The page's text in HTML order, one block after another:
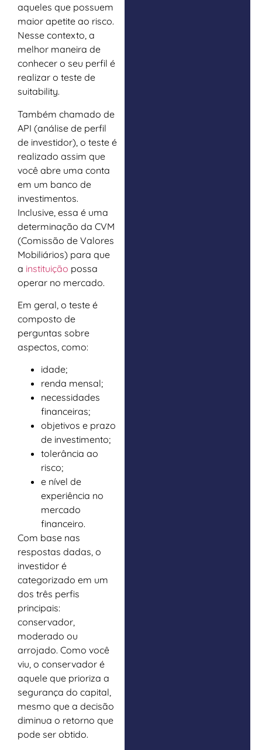
aqueles que possuem
maior apetite ao risco.
Nesse contexto, a
melhor maneira de
conhecer o seu perfil é
realizar o teste de
suitability.
Também chamado de
API (análise de perfil
de investidor), o teste é
realizado assim que
você abre uma conta
em um banco de
investimentos.
Inclusive, essa é uma
determinação da CVM
(Comissão de Valores
Mobiliários) para que
a instituição possa
operar no mercado.
Em geral, o teste é
composto de
perguntas sobre
aspectos, como:
idade;
renda mensal;
necessidades
financeiras;
objetivos e prazo
de investimento;
tolerância ao
risco;
e nível de
experiência no
mercado
financeiro.
Com base nas
respostas dadas, o
investidor é
categorizado em um
dos três perfis
principais:
conservador,
moderado ou
arrojado. Como você
viu, o conservador é
aquele que prioriza a
segurança do capital,
mesmo que a decisão
diminua o retorno que
pode ser obtido.